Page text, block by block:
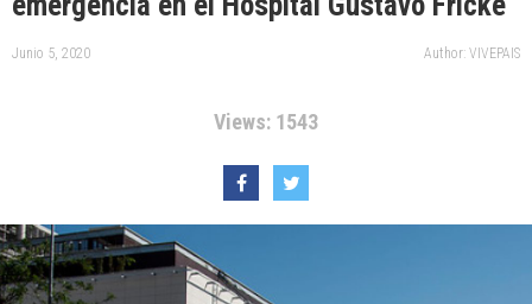
Junio 5, 2020 Author: VIVEPAIS
Views: 1543